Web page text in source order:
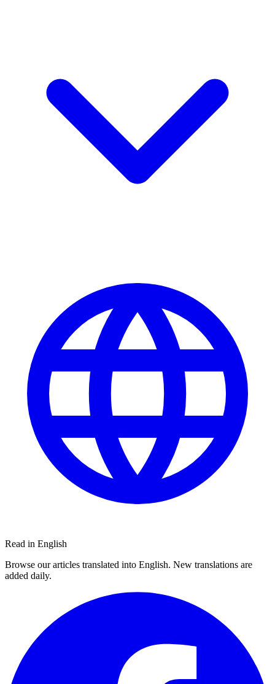
Read in English
Browse our articles translated into English. New translations are
added daily.